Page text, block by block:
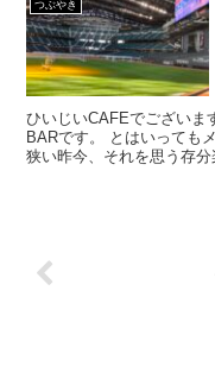
つぶやき
ひいじいCAFEでございま
BARです。 とはいっても
狭い昨今、それを思う存